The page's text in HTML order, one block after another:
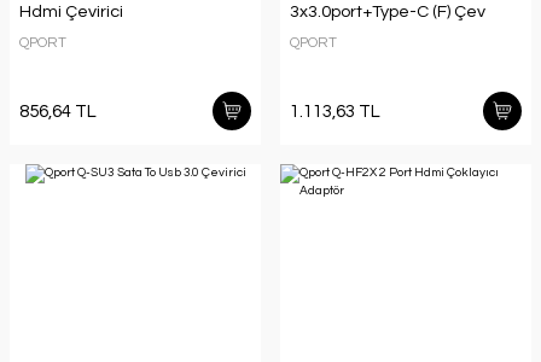
Hdmi Çevirici
QPORT
856,64 TL
3x3.0port+Type-C (F) Çev
QPORT
1.113,63 TL